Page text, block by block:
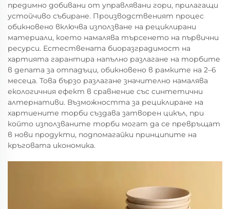
предимно добивани от управлявани гори, прилагащи
устойчиво събиране. Производственият процес
обикновено включва използване на рециклирани
материали, което намалява търсенето на първични
ресурси. Естествената биоразградимост на
хартията гарантира напълно разлагане на торбите
в депата за отпадъци, обикновено в рамките на 2–6
месеца. Това бързо разлагане значително намалява
екологичния ефект в сравнение със синтетични
алтернативи. Възможността за рециклиране на
хартиените торби създава затворен цикъл, при
който използваните торби могат да се превръщат
в нови продукти, подпомагайки принципите на
кръговата икономика.